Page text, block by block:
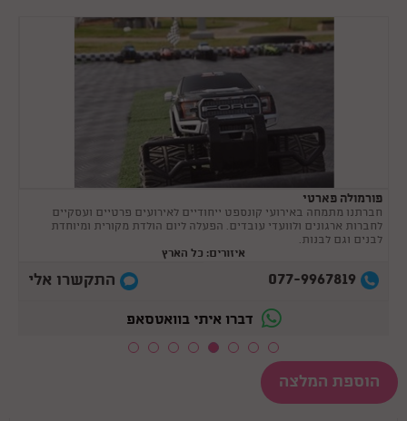
פורמולה פארטי
חברתנו מתמחה באירועי קונספט ייחודיים לאירועים פרטיים ועסקיים
לחברות ארגונים ולוועדי עובדים. הפעלה ליום הולדת מקורית ומיוחדת
לבנים וגם לבנות.
איזורים: כל הארץ
077-9967819 התקשרו אלי
דברו איתי בוואטסאפ
הוספת המלצה